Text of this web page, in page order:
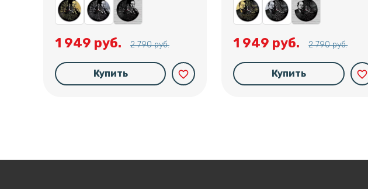
1 949 руб. 2 790 руб.
Купить favorite_border
1 949 руб. 2 790 руб.
Купить favorite_border